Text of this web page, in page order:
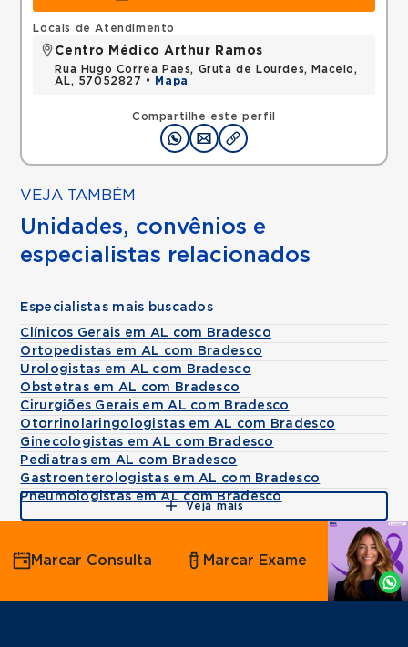
Compartilhe este perfil
Locais de Atendimento
Centro Médico Arthur Ramos
Rua Hugo Correa Paes, Gruta de Lourdes, Maceio,
AL, 57052827 •
Mapa
VEJA TAMBÉM
Unidades, convênios e
especialistas relacionados
Especialistas mais buscados
Clínicos Gerais em AL com Bradesco
Ortopedistas em AL com Bradesco
Urologistas em AL com Bradesco
Obstetras em AL com Bradesco
Cirurgiões Gerais em AL com Bradesco
Otorrinolaringologistas em AL com Bradesco
Ginecologistas em AL com Bradesco
Pediatras em AL com Bradesco
Gastroenterologistas em AL com Bradesco
Pneumologistas em AL com Bradesco
Veja mais
Agende
por
Whatsapp
Marcar Consulta Marcar Exame